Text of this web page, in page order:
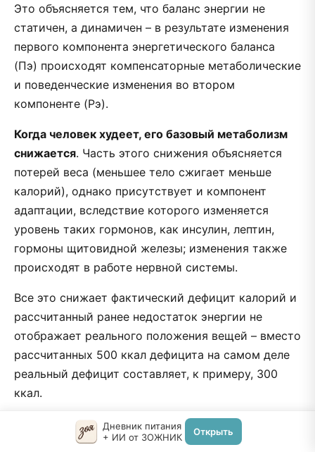
Это объясняется тем, что баланс энергии не
статичен, а динамичен – в результате изменения
первого компонента энергетического баланса
(Пэ) происходят компенсаторные метаболические
и поведенческие изменения во втором
компоненте (Рэ).
Когда человек худеет, его базовый метаболизм
снижается. Часть этого снижения объясняется
потерей веса (меньшее тело сжигает меньше
калорий), однако присутствует и компонент
адаптации, вследствие которого изменяется
уровень таких гормонов, как инсулин, лептин,
гормоны щитовидной железы; изменения также
происходят в работе нервной системы.
Все это снижает фактический дефицит калорий и
рассчитанный ранее недостаток энергии не
отображает реального положения вещей – вместо
рассчитанных 500 ккал дефицита на самом деле
реальный дефицит составляет, к примеру, 300
ккал.
В ситуации с набором веса все происходит с
точностью до наоборот – базовый метаболизм
Дневник питания
+ ИИ от ЗОЖНИК
Открыть